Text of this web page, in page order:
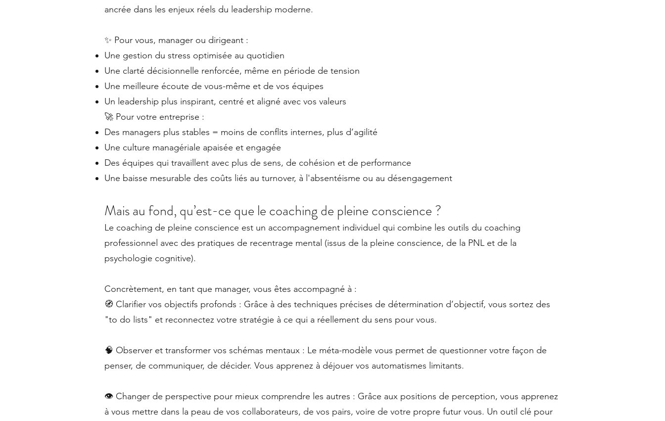
ancrée dans les enjeux réels du leadership moderne.
✨ Pour vous, manager ou dirigeant :
Une gestion du stress optimisée au quotidien
Une clarté décisionnelle renforcée, même en période de tension
Une meilleure écoute de vous-même et de vos équipes
Un leadership plus inspirant, centré et aligné avec vos valeurs
🚀 Pour votre entreprise :
Des managers plus stables = moins de conflits internes, plus d’agilité
Une culture managériale apaisée et engagée
Des équipes qui travaillent avec plus de sens, de cohésion et de performance
Une baisse mesurable des coûts liés au turnover, à l'absentéisme ou au désengagement
Mais au fond, qu’est-ce que le coaching de pleine conscience ?
Le coaching de pleine conscience est un accompagnement individuel qui combine les outils du coaching
professionnel avec des pratiques de recentrage mental (issus de la pleine conscience, de la PNL et de la
psychologie cognitive).
Concrètement, en tant que manager, vous êtes accompagné à :
🧭 Clarifier vos objectifs profonds : Grâce à des techniques précises de détermination d’objectif, vous sortez des
"to do lists" et reconnectez votre stratégie à ce qui a réellement du sens pour vous.
🧠 Observer et transformer vos schémas mentaux : Le méta-modèle vous permet de questionner votre façon de
penser, de communiquer, de décider. Vous apprenez à déjouer vos automatismes limitants.
👁 Changer de perspective pour mieux comprendre les autres : Grâce aux positions de perception, vous apprenez
à vous mettre dans la peau de vos collaborateurs, de vos pairs, voire de votre propre futur vous. Un outil clé pour